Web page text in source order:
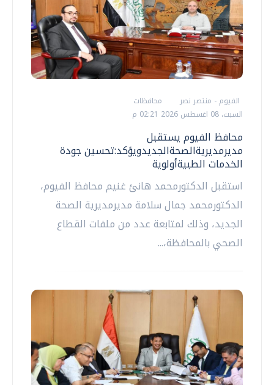
الفيوم - منتصر نصر
محافظات
السبت، 08 اغسطس 2026 02:21 م
محافظ الفيوم يستقبل
مديرمديريةالصحةالجديدويؤكد:تحسين جودة
الخدمات الطبيةأولوية
استقبل الدكتورمحمد هانئ غنيم محافظ الفيوم،
الدكتورمحمد جمال سلامة مديرمديرية الصحة
الجديد، وذلك لمتابعة عدد من ملفات القطاع
الصحي بالمحافظة،...